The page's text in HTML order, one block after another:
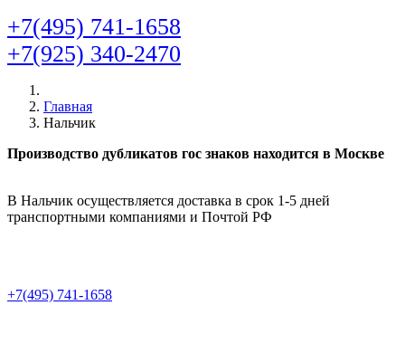
+7(495) 741-1658
+7(925) 340-2470
Главная
Нальчик
Производство дубликатов гос знаков находится в Москве
В Нальчик осуществляется доставка в срок 1-5 дней
транспортными компаниями и Почтой РФ
+7(495) 741-1658